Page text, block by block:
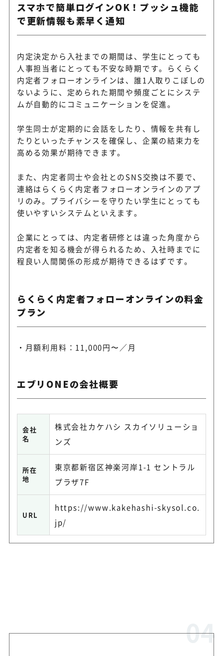
スマホで簡単ログインOK！プッシュ機能
で更新情報も素早く通知
内定決定から入社までの期間は、学生にとっても
人事担当者にとっても不安な時期です。らくらく
内定者フォローオンラインは、誰1人取りこぼしの
ないように、定められた期間や頻度ごとにシステ
ムが自動的にコミュニケーションを促進。
学生同士が定期的に会話をしたり、情報を共有し
たりといったチャンスを確保し、企業の結束力を
高める効果が期待できます。
また、内定者同士や会社とのSNS交換は不要で、
連絡はらくらく内定者フォローオンラインのアプ
リのみ。プライバシーを守りたい学生にとっても
使いやすいシステムといえます。
企業にとっては、内定者研修とは違った角度から
内定者を知る機会が得られるため、入社時までに
程良い人間関係の形成が期待できるはずです。
らくらく内定者フォローオンラインの料金
プラン
月額利用料：11,000円〜／月
エブリONEの会社概要
会社
名
株式会社カケハシ スカイソリューショ
ンズ
所在
地
東京都新宿区神楽河岸1-1 セントラル
プラザ7F
URL
https://www.kakehashi-skysol.co.
jp/